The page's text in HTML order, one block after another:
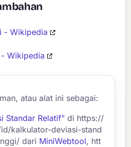
- Wikipedia
Wikipedia
atau alat ini sebagai:
Standar Relatif" di https://
kalkulator-deviasi-stand
dari MiniWebtool, htt